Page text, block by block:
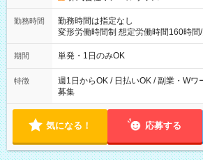
勤務時間
勤務時間は指定なし
変形労働時間制 想定労働時間160時間/月 【シフト例】 ・8
～21：00
期間 単発・1日のみOK
特徴
週1日からOK / 日払いOK / 副業・Wワ
募集
気になる！ 応募する